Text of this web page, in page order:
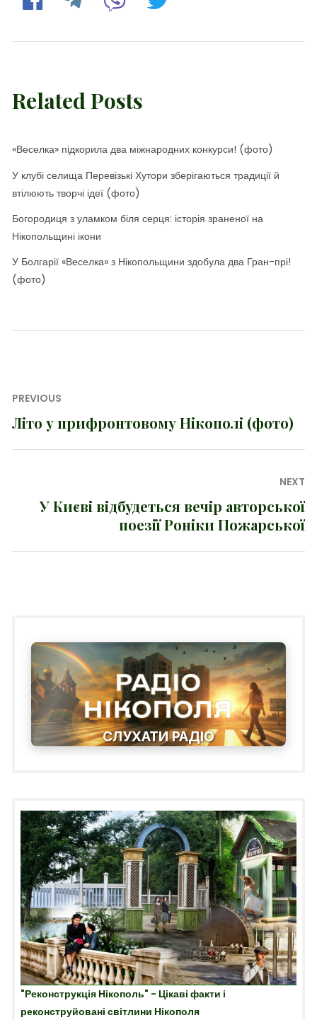
Related Posts
«Веселка» підкорила два міжнародних конкурси! (фото)
У клубі селища Перевізькі Хутори зберігаються традиції й
втілюють творчі ідеї (фото)
Богородиця з уламком біля серця: історія зраненої на
Нікопольщині ікони
У Болгарії «Веселка» з Нікопольщини здобула два Гран-прі!
(фото)
Навігація
записів
PREVIOUS
Previous
Літо у прифронтовому Нікополі (фото)
NEXT
У Києві відбудеться вечір авторської
поезії Роніки Пожарської
СЛУХАТИ РАДІО
"Реконструкція Нікополь" - Цікаві факти і
реконструйовані світлини Нікополя